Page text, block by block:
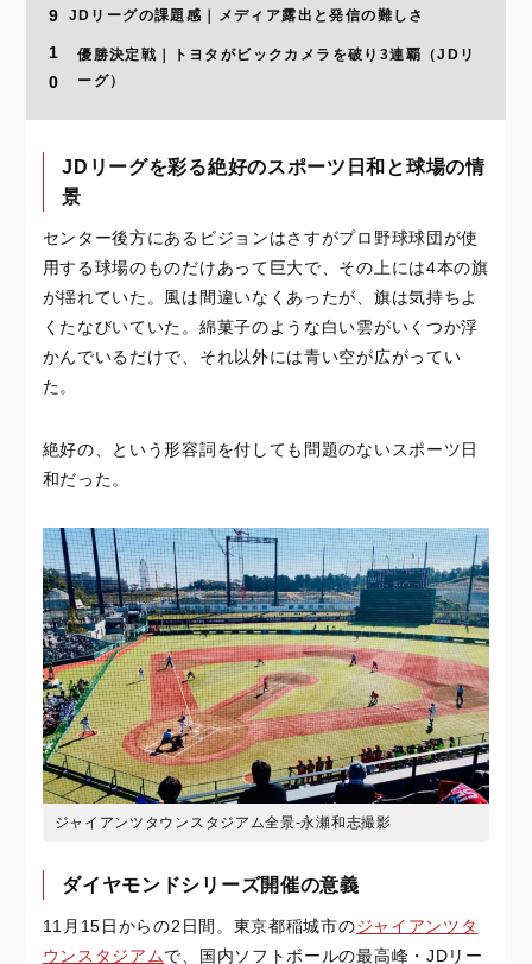
9 JDリーグの課題感｜メディア露出と発信の難しさ
1
0
優勝決定戦｜トヨタがビックカメラを破り3連覇（JDリ
ーグ）
JDリーグを彩る絶好のスポーツ日和と球場の情
景
センター後方にあるビジョンはさすがプロ野球球団が使
用する球場のものだけあって巨大で、その上には4本の旗
が揺れていた。風は間違いなくあったが、旗は気持ちよ
くたなびいていた。綿菓子のような白い雲がいくつか浮
かんでいるだけで、それ以外には青い空が広がってい
た。
絶好の、という形容詞を付しても問題のないスポーツ日
和だった。
ジャイアンツタウンスタジアム全景-永瀬和志撮影
ダイヤモンドシリーズ開催の意義
11月15日からの2日間。東京都稲城市のジャイアンツタ
ウンスタジアムで、国内ソフトボールの最高峰・JDリー